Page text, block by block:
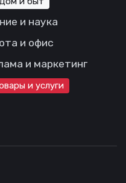
и наука
и офис
и маркетинг
и услуги